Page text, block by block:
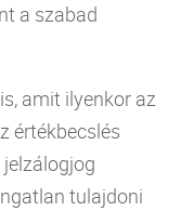
a szabad
amit ilyenkor az
értékbecslés
jelzálogjog
tulajdoni